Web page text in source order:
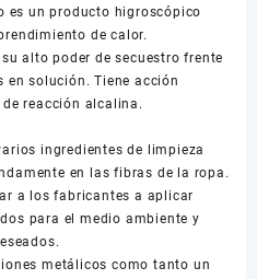
es un producto higroscópico
de calor.
alto poder de secuestro frente
en solución. Tiene acción
reacción alcalina.
ingredientes de limpieza
en las fibras de la ropa.
a los fabricantes a aplicar
para el medio ambiente y
metálicos como tanto un